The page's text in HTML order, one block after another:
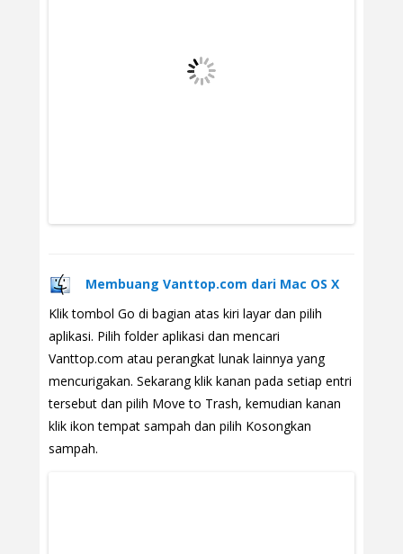
Membuang Vanttop.com dari Mac OS X
Klik tombol Go di bagian atas kiri layar dan pilih
aplikasi. Pilih folder aplikasi dan mencari
Vanttop.com atau perangkat lunak lainnya yang
mencurigakan. Sekarang klik kanan pada setiap entri
tersebut dan pilih Move to Trash, kemudian kanan
klik ikon tempat sampah dan pilih Kosongkan
sampah.